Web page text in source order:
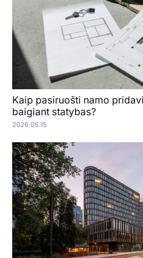
Kaip pasiruošti namo
baigiant statybas?
2026.05.15